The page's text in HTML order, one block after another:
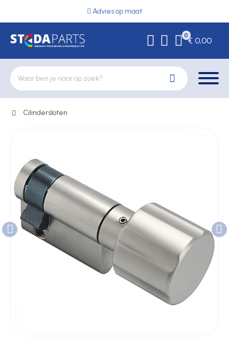
Advies op maat
0
€ 0,00
Deurbeslag
Hekwerkonderdelen
Kluizen
Cilindersloten